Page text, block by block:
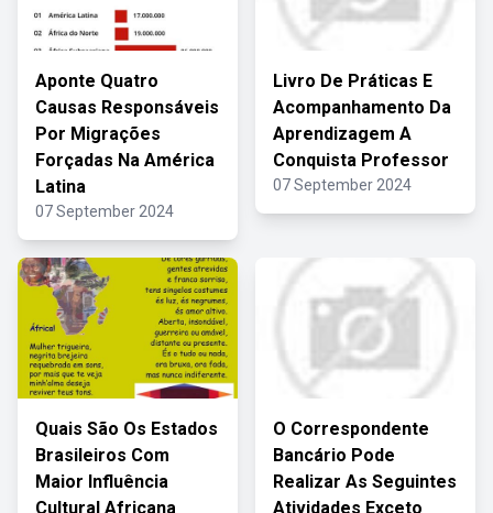
Aponte Quatro
Causas Responsáveis
Por Migrações
Forçadas Na América
Latina
07 September 2024
Livro De Práticas E
Acompanhamento Da
Aprendizagem A
Conquista Professor
07 September 2024
Quais São Os Estados
Brasileiros Com
Maior Influência
Cultural Africana
O Correspondente
Bancário Pode
Realizar As Seguintes
Atividades Exceto